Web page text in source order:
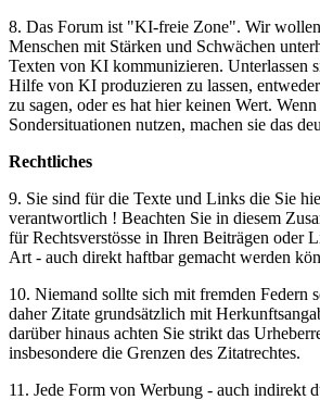
8. Das Forum ist "KI-freie Zone". Wir wollen
Menschen mit Stärken und Schwächen
Texten von KI kommunizieren. Unterlassen
Hilfe von KI produzieren zu lassen,
zu sagen, oder es hat hier keinen Wert.
Sondersituationen nutzen, machen sie das
Rechtliches
9. Sie sind für die Texte und Links die Sie
verantwortlich ! Beachten Sie in diesem
für Rechtsverstösse in Ihren Beiträgen oder
Art - auch direkt haftbar gemacht werden
10. Niemand sollte sich mit fremden Federn
daher Zitate grundsätzlich mit
darüber hinaus achten Sie strikt das
insbesondere die Grenzen des Zitatrechtes.
11. Jede Form von Werbung - auch indirekt